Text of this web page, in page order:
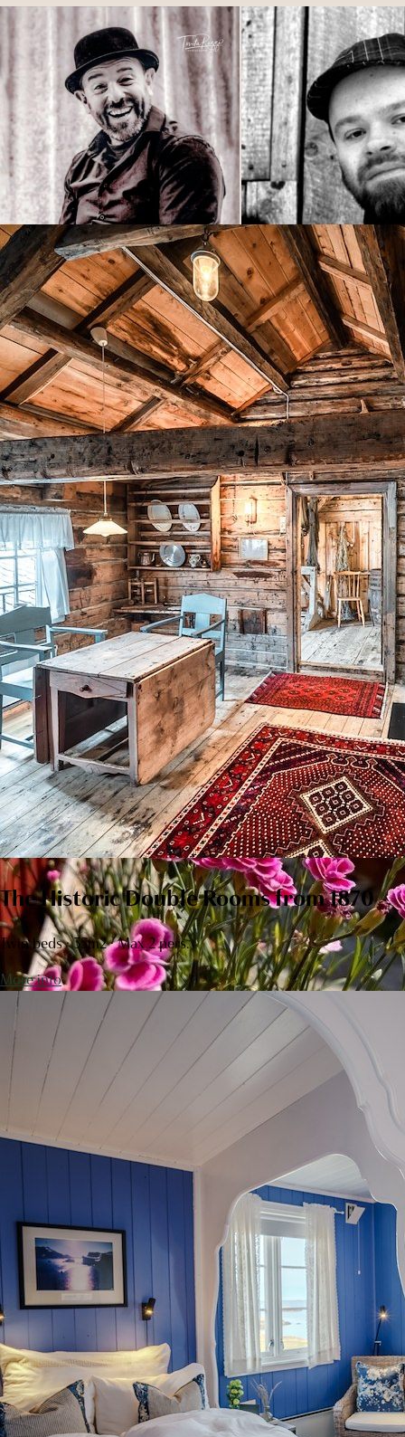
Summer Breeze & Coastal Calm
Summer Breeze & Coastal Calm
Kystromantikk på Håholmen
Nyt et opphold i ett av våre stemningsfulle hotellrom med utsikt
over havet. Bruk dagen til å utforske skjærgården med robåt
eller SUP, vi setter i stand en flott piknikkurv til dere for litt
ekstra kos til turen. En romantisk bordreservasjon for to kan
bestilles restaurant Ytterbrygga, hvor lokal sjømat står på
menyen. Start morgenen med en frokostkurv levert til rommet. -
Vi tilbyr også sen utsjekk for en komfortabel start på dagen. En
avslappende opplevelse perfekt for dere som trives ve
The Historic Double Rooms from 1870
Twin beds · 35m2 · Max 2 pers.
More info